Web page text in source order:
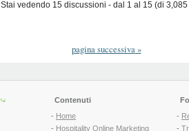
Stai vedendo 15 discussioni - dal 1 al 15 (di
pagina successiva»
Contenuti
- Home
- Hospitality Online Marketing
-
-